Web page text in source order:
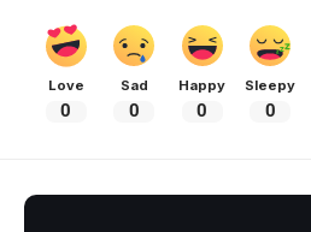
Love
0
Sad
0
Happy
0
Sleepy
0